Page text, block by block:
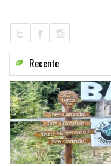
Recente